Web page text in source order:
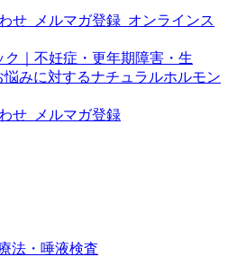
せ メルマガ登録 オンラインス
せ メルマガ登録
法・唾液検査